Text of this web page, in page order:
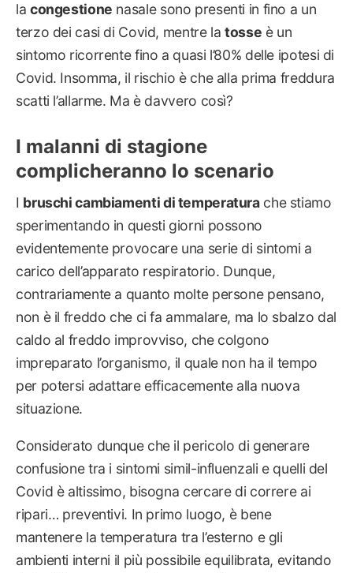
la congestione nasale sono presenti in fino a un
terzo dei casi di Covid, mentre latosse è un
sintomo ricorrente fino a quasi l’80% delle ipotesi di
Covid. Insomma, il rischio è che alla prima freddura
scatti l’allarme. Ma è davvero così?
I malanni di stagione
complicheranno lo scenario
I bruschi cambiamenti di temperaturache stiamo
sperimentando in questi giorni possono
evidentemente provocare una serie di sintomi a
carico dell’apparato respiratorio. Dunque,
contrariamente a quanto molte persone pensano,
non è il freddo che ci fa ammalare, ma lo sbalzo dal
caldo al freddo improvviso, che colgono
impreparato l’organismo, il quale non ha il tempo
per potersi adattare efficacemente alla nuova
situazione.
Considerato dunque che il pericolo di generare
confusione tra i sintomi simil-influenzali e quelli del
Covid è altissimo, bisogna cercare di correre ai
ripari… preventivi. In primo luogo, è bene
mantenere la temperatura tra l’esterno e gli
ambienti interni il più possibile equilibrata, evitando